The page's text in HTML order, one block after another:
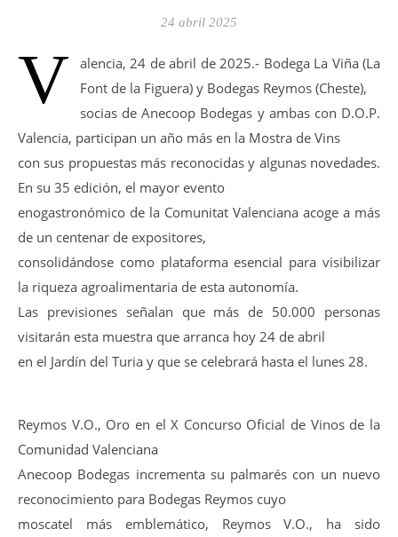
24 abril 2025
V
alencia, 24 de abril de 2025.- Bodega La Viña (La
Font de la Figuera) y Bodegas Reymos (Cheste),
socias de Anecoop Bodegas y ambas con D.O.P.
Valencia, participan un año más en la Mostra de Vins
con sus propuestas más reconocidas y algunas novedades.
En su 35 edición, el mayor evento
enogastronómico de la Comunitat Valenciana acoge a más
de un centenar de expositores,
consolidándose como plataforma esencial para visibilizar
la riqueza agroalimentaria de esta autonomía.
Las previsiones señalan que más de 50.000 personas
visitarán esta muestra que arranca hoy 24 de abril
en el Jardín del Turia y que se celebrará hasta el lunes 28.
Reymos V.O., Oro en el X Concurso Oficial de Vinos de la
Comunidad Valenciana
Anecoop Bodegas incrementa su palmarés con un nuevo
reconocimiento para Bodegas Reymos cuyo
moscatel más emblemático, Reymos V.O., ha sido